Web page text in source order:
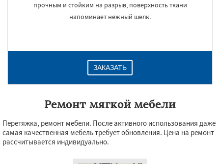
прочным и стойким на разрыв, поверхность ткани
напоминает нежный шелк.
ЗАКАЗАТЬ
Ремонт мягкой мебели
Перетяжка, ремонт мебели. После активного использования даже
самая качественная мебель требует обновления. Цена на ремонт
рассчитывается индивидуально.